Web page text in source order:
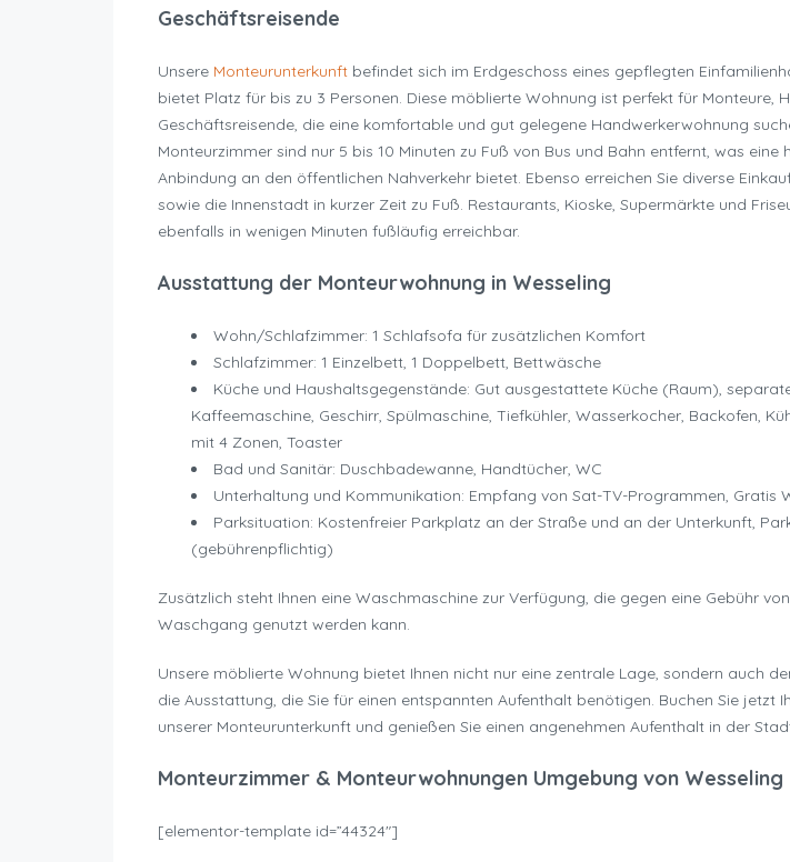
Geschäftsreisende
Unsere Monteurunterkunft befindet sich im Erdgeschoss eines gepflegten
bietet Platz für bis zu 3 Personen. Diese möblierte Wohnung ist perfekt für Monteure,
Geschäftsreisende, die eine komfortable und gut gelegene Handwerkerwohnung
Monteurzimmer sind nur 5 bis 10 Minuten zu Fuß von Bus und Bahn entfernt, was eine
Anbindung an den öffentlichen Nahverkehr bietet. Ebenso erreichen Sie diverse
sowie die Innenstadt in kurzer Zeit zu Fuß. Restaurants, Kioske, Supermärkte und
ebenfalls in wenigen Minuten fußläufig erreichbar.
Ausstattung der Monteurwohnung in Wesseling
Wohn/Schlafzimmer: 1 Schlafsofa für zusätzlichen Komfort
Schlafzimmer: 1 Einzelbett, 1 Doppelbett, Bettwäsche
Küche und Haushaltsgegenstände: Gut ausgestattete Küche (Raum),
Kaffeemaschine, Geschirr, Spülmaschine, Tiefkühler, Wasserkocher, Backofen,
mit 4 Zonen, Toaster
Bad und Sanitär: Duschbadewanne, Handtücher, WC
Unterhaltung und Kommunikation: Empfang von Sat-TV-Programmen, Gratis
Parksituation: Kostenfreier Parkplatz an der Straße und an der Unterkunft,
(gebührenpflichtig)
Zusätzlich steht Ihnen eine Waschmaschine zur Verfügung, die gegen eine Gebühr
Waschgang genutzt werden kann.
Unsere möblierte Wohnung bietet Ihnen nicht nur eine zentrale Lage, sondern auch
die Ausstattung, die Sie für einen entspannten Aufenthalt benötigen. Buchen Sie jetzt
unserer Monteurunterkunft und genießen Sie einen angenehmen Aufenthalt in der
Monteurzimmer & Monteurwohnungen Umgebung von Wesseling
[elementor-template id=”44324″]